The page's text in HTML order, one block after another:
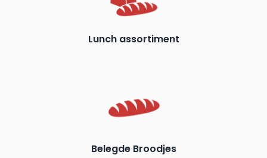
Lunch assortiment
Belegde Broodjes